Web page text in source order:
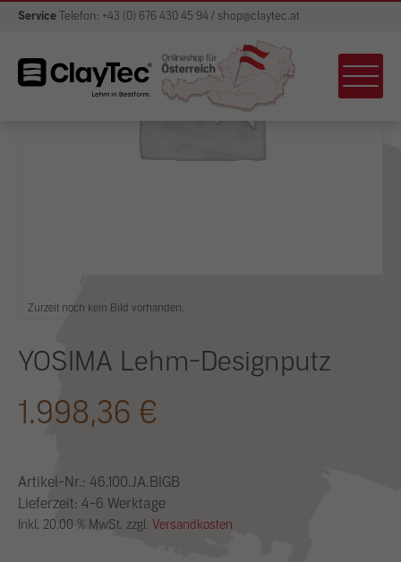
Service Telefon: +43 (0) 676 430 45 94 / shop@claytec.at
Zurzeit noch kein Bild vorhanden.
YOSIMA Lehm-Designputz
1.998,36 €
Artikel-Nr.: 46.100.JA.BIGB
Lieferzeit: 4-6 Werktage
Inkl. 20.00 % MwSt. zzgl. Versandkosten